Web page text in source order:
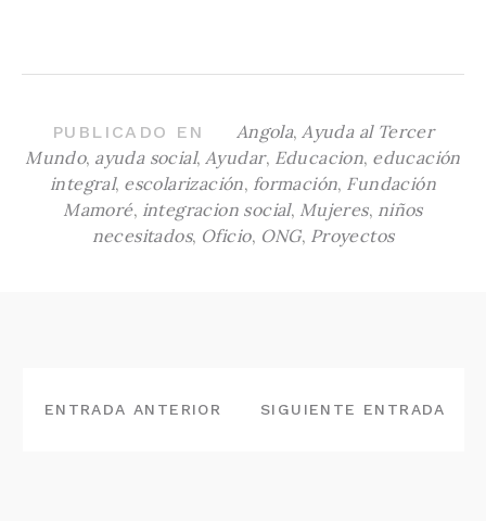
PUBLICADO EN Angola, Ayuda al Tercer
Mundo, ayuda social, Ayudar, Educacion, educación
integral, escolarización, formación, Fundación
Mamoré, integracion social, Mujeres, niños
necesitados, Oficio, ONG, Proyectos
DEENTRADA ANTERIOR SIGUIENTE ENTRADA